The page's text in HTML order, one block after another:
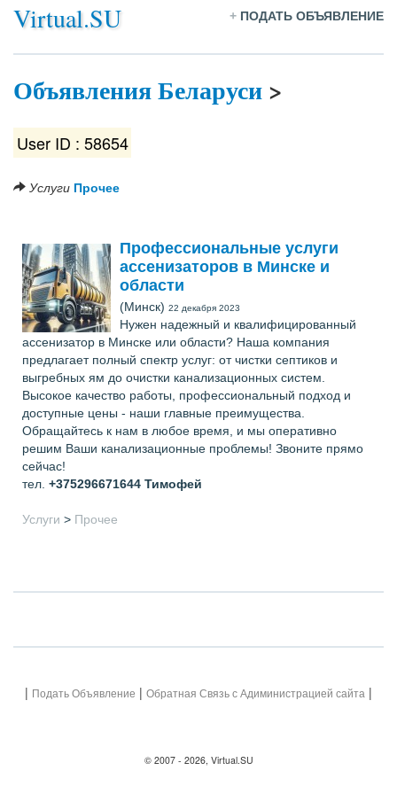
Virtual.SU + ПОДАТЬ ОБЪЯВЛЕНИЕ
Объявления Беларуси>
User ID : 58654
Услуги Прочее
Профессиональные услуги
ассенизаторов в Минске и
области
(Минск) 22 декабря 2023
Нужен надежный и квалифицированный
ассенизатор в Минске или области? Наша компания
предлагает полный спектр услуг: от чистки септиков и
выгребных ям до очистки канализационных систем.
Высокое качество работы, профессиональный подход и
доступные цены - наши главные преимущества.
Обращайтесь к нам в любое время, и мы оперативно
решим Ваши канализационные проблемы! Звоните прямо
сейчас!
тел. +375296671644 Тимофей
Услуги > Прочее
| Подать Объявление | Обратная Связь с Адиминистрацией сайта |
© 2007 - 2026, Virtual.SU